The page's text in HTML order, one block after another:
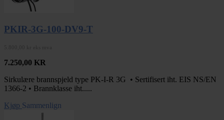
PKIR-3G-100-DV9-T
7.250,00 KR
Sirkulære brannspjeld type PK-I-R 3G • Sertifisert iht. EIS NS/EN
1366-2 • Brannklasse iht.....
Kjøp Sammenlign